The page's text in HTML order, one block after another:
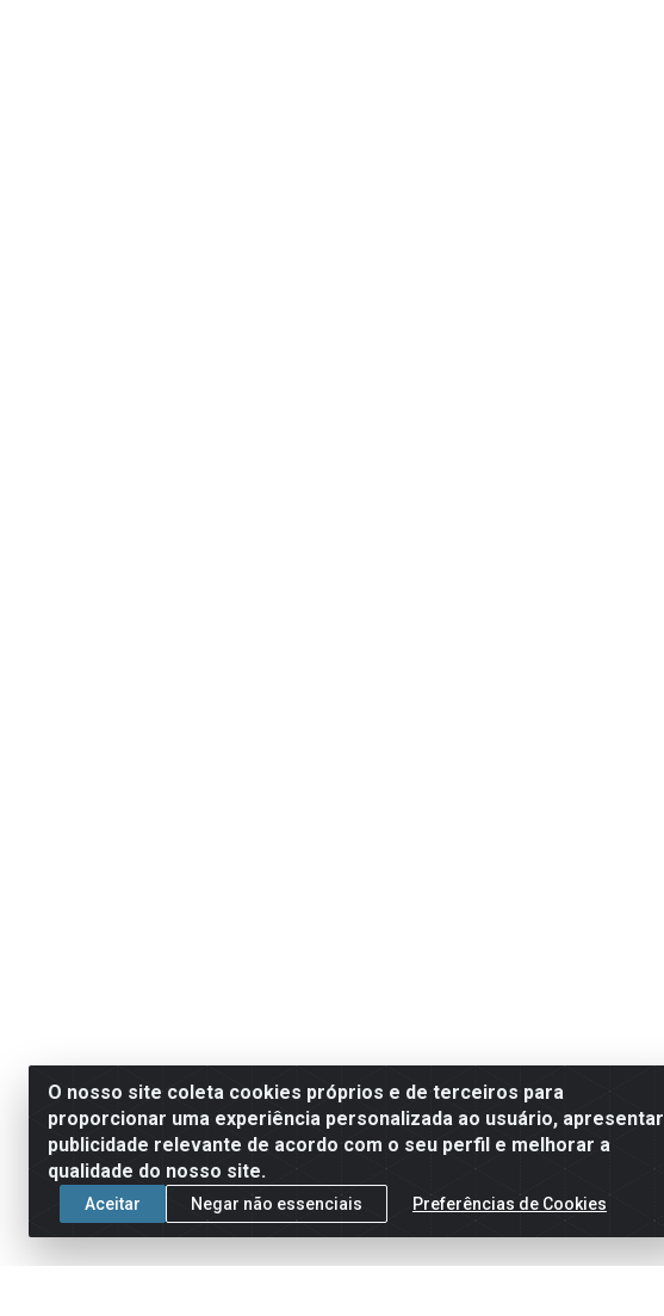
O nosso site coleta cookies próprios e de terceiros para
proporcionar uma experiência personalizada ao usuário, apresentar
publicidade relevante de acordo com o seu perfil e melhorar a
qualidade do nosso site.
Aceitar Negar não essenciais Preferências de Cookies